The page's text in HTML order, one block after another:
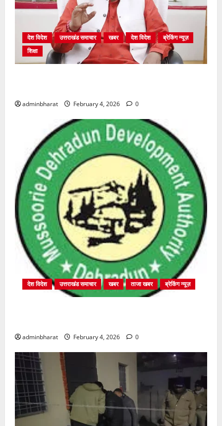
देश विदेश उत्तराखंड समाचार खबर देश विदेश
ब्रेकिंग न्यूज़
शिक्षा
adminbharat February 4, 2026 0
देश विदेश उत्तराखंड समाचार खबर ताजा खबर ब्रेकिंग न्यूज़
adminbharat February 4, 2026 0